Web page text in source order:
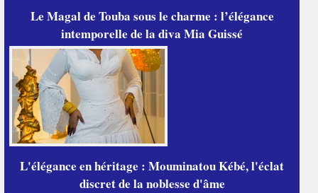
Le Magal de Touba sous le charme : l’élégance
intemporelle de la diva Mia Guissé
L'élégance en héritage : Mouminatou Kébé, l'éclat
discret de la noblesse d'âme